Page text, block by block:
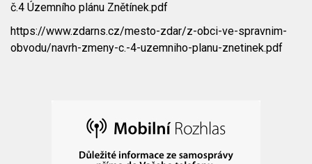
č.4 Územního plánu Znětínek.pdf
https://www.zdarns.cz/mesto-zdar/z-obci-ve-spravnim-
obvodu/navrh-zmeny-c.-4-uzemniho-planu-znetinek.pdf